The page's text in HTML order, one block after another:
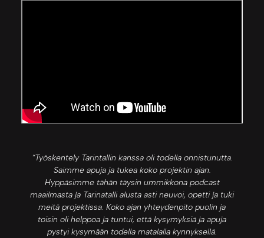
“Työskentely Tarintallin kanssa oli todella onnistunutta.
Saimme apuja ja tukea koko projektin ajan.
Hyppäsimme tähän täysin ummikkona podcast
maailmasta ja Tarinatalli alusta asti neuvoi, opetti ja tuki
meitä projektissa. Koko ajan yhteydenpito puolin ja
toisin oli helppoa ja tuntui, että kysymyksiä ja apuja
pystyi kysymään todella matalalla kynnyksellä.